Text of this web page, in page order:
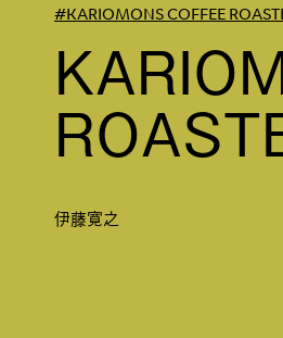
#KARIOMONS COFFEE
伊藤寛之